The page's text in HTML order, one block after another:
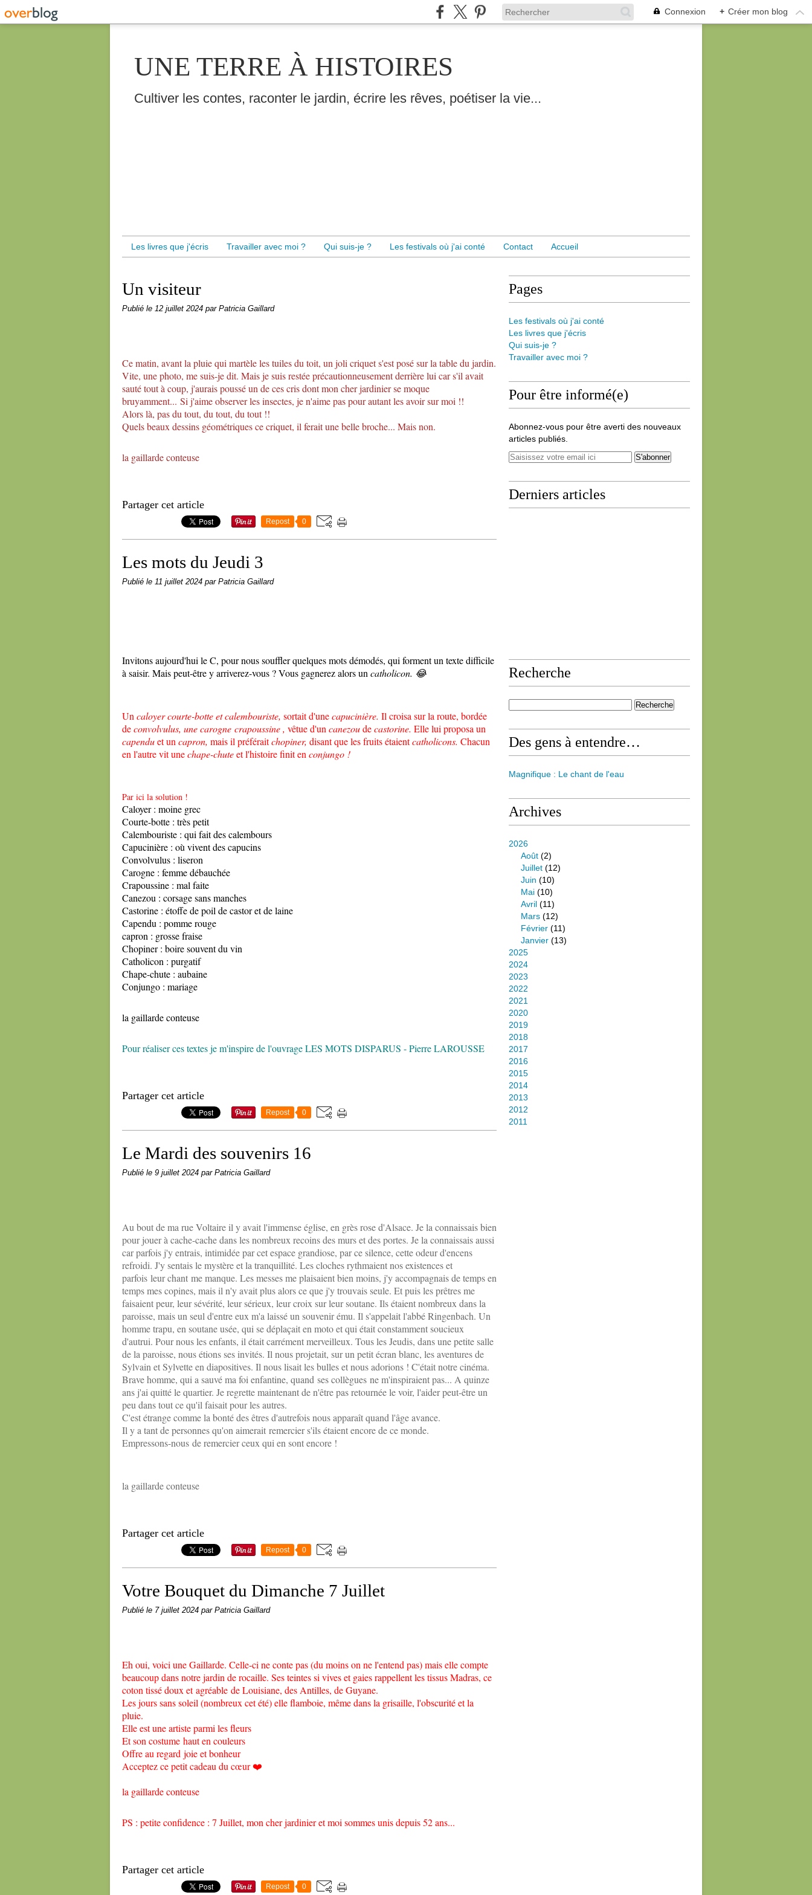
Connexion + Créer mon blog
UNE TERRE À HISTOIRES
Cultiver les contes, raconter le jardin, écrire les rêves, poétiser la vie...
Les livres que j'écris Travailler avec moi ? Qui suis-je ? Les festivals où j'ai conté Contact Accueil
Un visiteur
Publié le 12 juillet 2024 par Patricia Gaillard
Ce matin, avant la pluie qui martèle les tuiles du toit, un joli criquet s'est posé sur la table du jardin.
Vite, une photo, me suis-je dit. Mais je suis restée précautionneusement derrière lui car s'il avait
sauté tout à coup, j'aurais poussé un de ces cris dont mon cher jardinier se moque
bruyamment... Si j'aime observer les insectes, je n'aime pas pour autant les avoir sur moi !!
Alors là, pas du tout, du tout, du tout !!
Quels beaux dessins géométriques ce criquet, il ferait une belle broche... Mais non.
la gaillarde conteuse
Partager cet article
Repost 0
Les mots du Jeudi 3
Publié le 11 juillet 2024 par Patricia Gaillard
Invitons aujourd'hui le C, pour nous souffler quelques mots démodés, qui forment un texte difficile
à saisir. Mais peut-être y arriverez-vous ? Vous gagnerez alors un catholicon. 😂
Un caloyer courte-botte et calembouriste, sortait d'unecapucinière. Il croisa sur la route, bordée
deconvolvulus, une carogne crapoussine , vêtue d'un canezoudecastorine. Elle lui proposa un
capenduet un capron, mais il préféraitchopiner, disant que les fruits étaientcatholicons. Chacun
en l'autre vit unechape-chuteet l'histoire finit en conjungo !
Par ici la solution !
Caloyer : moine grec
Courte-botte : très petit
Calembouriste : qui fait des calembours
Capucinière : où vivent des capucins
Convolvulus : liseron
Carogne : femme débauchée
Crapoussine : mal faite
Canezou : corsage sans manches
Castorine : étoffe de poil de castor et de laine
Capendu : pomme rouge
capron : grosse fraise
Chopiner : boire souvent du vin
Catholicon : purgatif
Chape-chute : aubaine
Conjungo : mariage
la gaillarde conteuse
Pour réaliser ces textes je m'inspire de l'ouvrage LES MOTS DISPARUS - Pierre LAROUSSE
Partager cet article
Repost 0
Le Mardi des souvenirs 16
Publié le 9 juillet 2024 par Patricia Gaillard
Au bout de ma rue Voltaire il y avait l'immense église, en grès rose d'Alsace. Je la connaissais bien
pour jouer à cache-cache dans les nombreux recoins des murs et des portes. Je la connaissais aussi
car parfois j'y entrais, intimidée par cet espace grandiose, par ce silence, cette odeur d'encens
refroidi. J'y sentais le mystère et la tranquillité. Les cloches rythmaient nos existences et
parfois leur chant me manque. Les messes me plaisaient bien moins, j'y accompagnais de temps en
temps mes copines, mais il n'y avait plus alors ce que j'y trouvais seule. Et puis les prêtres me
faisaient peur, leur sévérité, leur sérieux, leur croix sur leur soutane. Ils étaient nombreux dans la
paroisse, mais un seul d'entre eux m'a laissé un souvenir ému. Il s'appelait l'abbé Ringenbach. Un
homme trapu, en soutane usée, qui se déplaçait en moto et qui était constamment soucieux
d'autrui. Pour nous les enfants, il était carrément merveilleux. Tous les Jeudis, dans une petite salle
de la paroisse, nous étions ses invités. Il nous projetait, sur un petit écran blanc, les aventures de
Sylvain et Sylvette en diapositives. Il nous lisait les bulles et nous adorions ! C'était notre cinéma.
Brave homme, qui a sauvé ma foi enfantine, quand ses collègues ne m'inspiraient pas... A quinze
ans j'ai quitté le quartier. Je regrette maintenant de n'être pas retournée le voir, l'aider peut-être un
peu dans tout ce qu'il faisait pour les autres.
C'est étrange comme la bonté des êtres d'autrefois nous apparaît quand l'âge avance.
Il y a tant de personnes qu'on aimerait remercier s'ils étaient encore de ce monde.
Empressons-nous de remercier ceux qui en sont encore !
la gaillarde conteuse
Partager cet article
Repost 0
Votre Bouquet du Dimanche 7 Juillet
Publié le 7 juillet 2024 par Patricia Gaillard
Eh oui, voici une Gaillarde. Celle-ci ne conte pas (du moins on ne l'entend pas) mais elle compte
beaucoup dans notre jardin de rocaille. Ses teintes si vives et gaies rappellent les tissus Madras, ce
coton tissé doux et agréable de Louisiane, des Antilles, de Guyane.
Les jours sans soleil (nombreux cet été) elle flamboie, même dans la grisaille, l'obscurité et la
pluie.
Elle est une artiste parmi les fleurs
Et son costume haut en couleurs
Offre au regard joie et bonheur
Acceptez ce petit cadeau du cœur ❤️
la gaillarde conteuse
PS : petite confidence : 7 Juillet, mon cher jardinier et moi sommes unis depuis 52 ans...
Partager cet article
Repost 0
Pages
Les festivals où j'ai conté
Les livres que j'écris
Qui suis-je ?
Travailler avec moi ?
Pour être informé(e)
Abonnez-vous pour être averti des nouveaux
articles publiés.
Derniers articles
Recherche
Des gens à entendre…
Magnifique : Le chant de l'eau
Archives
2026
Août (2)
Juillet (12)
Juin (10)
Mai (10)
Avril (11)
Mars (12)
Février (11)
Janvier (13)
2025
2024
2023
2022
2021
2020
2019
2018
2017
2016
2015
2014
2013
2012
2011